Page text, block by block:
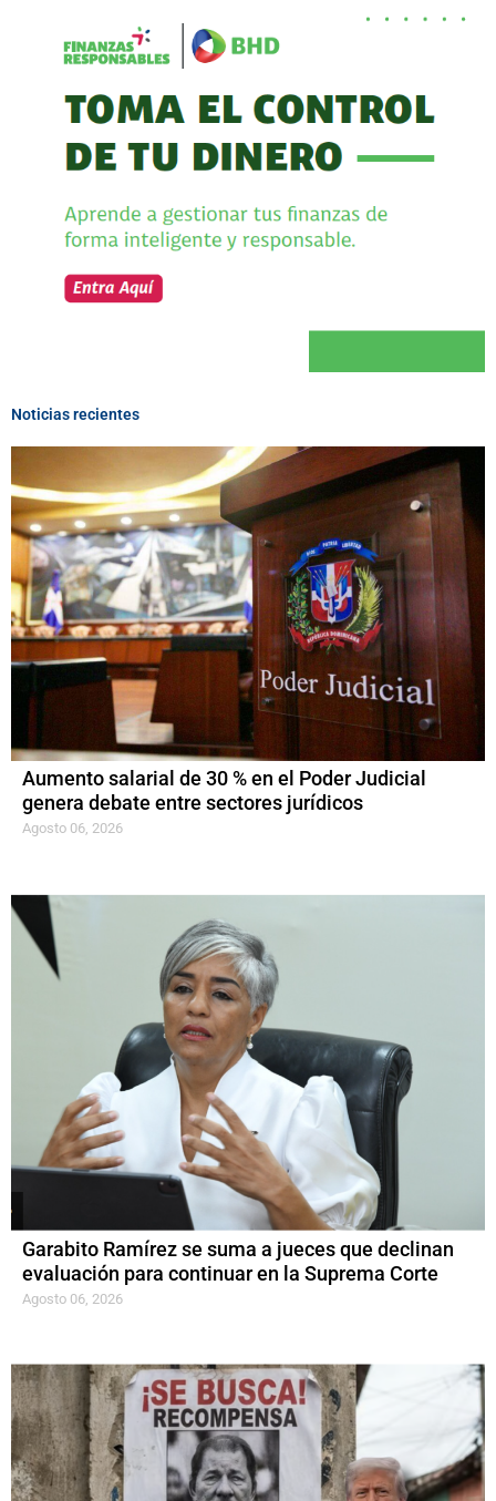
Noticias recientes
Aumento salarial de 30 % en el Poder Judicial
genera debate entre sectores jurídicos
Agosto 06, 2026
Garabito Ramírez se suma a jueces que declinan
evaluación para continuar en la Suprema Corte
Agosto 06, 2026